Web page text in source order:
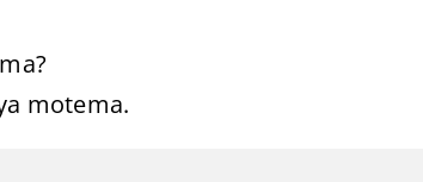
motema.